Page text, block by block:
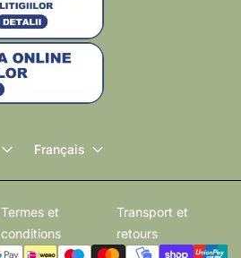
Français
Termes et
conditions
Transport et
retours